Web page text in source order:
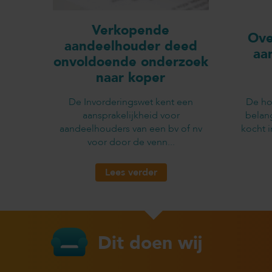
Verkopende
aandeelhouder deed
onvoldoende onderzoek
naar koper
De Invorderingswet kent een
aansprakelijkheid voor
aandeelhouders van een bv of nv
voor door de venn...
Lees verder
De
kocht
Dit doen wij